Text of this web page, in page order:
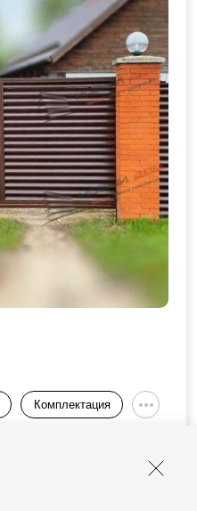
Комплектация